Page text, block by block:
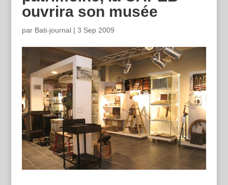
ouvrira son musée
par Bati-journal| 3 Sep 2009